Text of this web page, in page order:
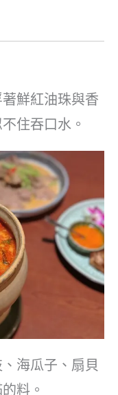
鮮紅油珠與香
住吞口水。
海瓜子、扇貝
料。